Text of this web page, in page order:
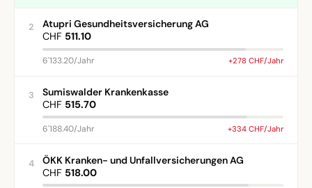
2
Atupri Gesundheitsversicherung AG
CHF 511.10
6'133.20/Jahr +278 CHF/Jahr
3
Sumiswalder Krankenkasse
CHF 515.70
6'188.40/Jahr +334 CHF/Jahr
4
ÖKK Kranken- und Unfallversicherungen AG
CHF 518.00